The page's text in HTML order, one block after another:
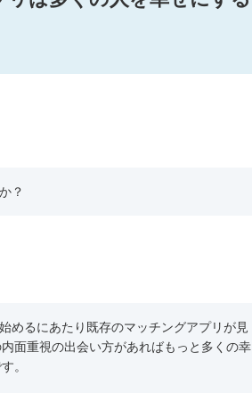
？
めるにあたり既存のマッチングアプリが見
面重視の出会い方があればもっと多くの幸
。